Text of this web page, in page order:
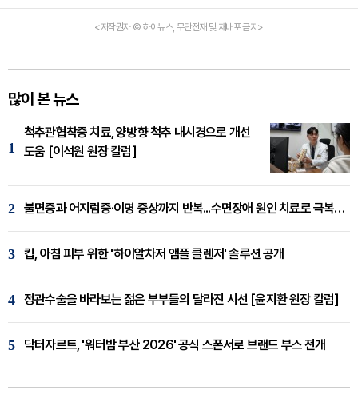
<저작권자 © 하이뉴스, 무단전재 및 재배포 금지>
많이 본 뉴스
1
척추관협착증 치료, 양방향 척추 내시경으로 개선
도움 [이석원 원장 칼럼]
2 불면증과 어지럼증·이명 증상까지 반복...수면장애 원인 치료로 극복해야
3 킵, 아침 피부 위한 '하이알차저 앰플 클렌저' 솔루션 공개
4 정관수술을 바라보는 젊은 부부들의 달라진 시선 [윤지환 원장 칼럼]
5 닥터자르트, '워터밤 부산 2026' 공식 스폰서로 브랜드 부스 전개